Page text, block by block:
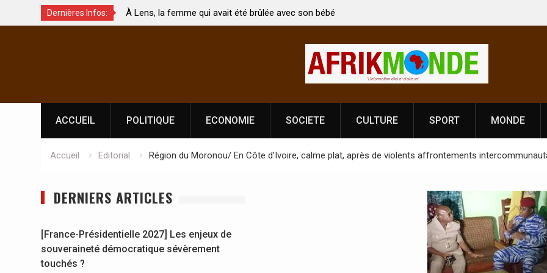
Dernières Infos:
la femme qui avait été brûlée avec son bébé
mari est morte
Coopération: Le ministre Indien Kirti Vardhan Singh à
Abidjan pour la célébration de la Fête de
Nouvelle licence
Côte d’Ivoire,
prononce
ACCUEIL POLITIQUE ECONOMIE SOCIETE CULTURE SPORT MONDE
Accueil Editorial Région du Moronou/ En Côte d’Ivoire, calme plat, après de violents affrontements
DERNIERS ARTICLES
[France-Présidentielle 2027] Les enjeux de
souveraineté démocratique sévèrement
touchés ?